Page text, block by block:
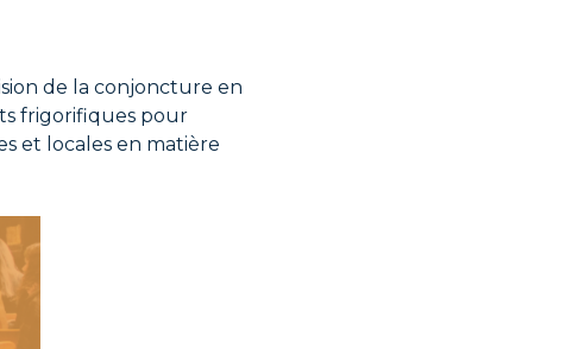
de la conjoncture en
frigorifiques pour
et locales en matière